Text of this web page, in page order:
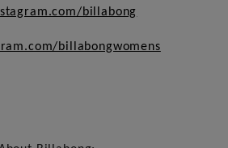
billabong
billabongwomens